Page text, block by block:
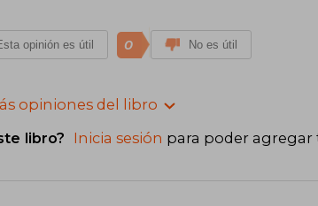
opinión es útil 0 No es útil
opiniones del libro
libro? Inicia sesión para poder